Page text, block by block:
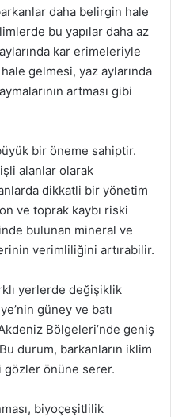
daha belirgin hale
bu yapılar daha az
kar erimeleriyle
gelmesi, yaz aylarında
artması gibi
bir öneme sahiptir.
alanlar olarak
dikkatli bir yönetim
ve toprak kaybı riski
bulunan mineral ve
verimliliğini artırabilir.
yerlerde değişiklik
güney ve batı
Bölgeleri’nde geniş
durum, barkanların iklim
önüne serer.
biyoçeşitlilik